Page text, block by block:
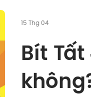
15 Thg 04
Bít